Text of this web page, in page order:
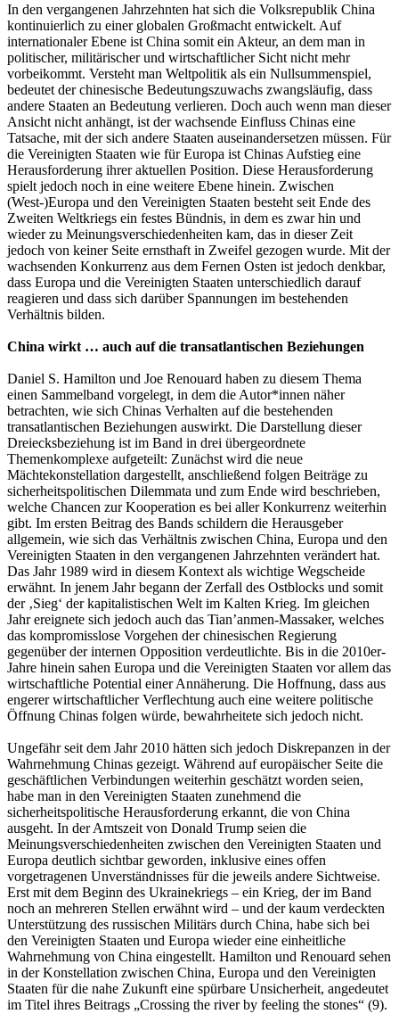
In den vergangenen Jahrzehnten hat sich die Volksrepublik China
kontinuierlich zu einer globalen Großmacht entwickelt. Auf
internationaler Ebene ist China somit ein Akteur, an dem man in
politischer, militärischer und wirtschaftlicher Sicht nicht mehr
vorbeikommt. Versteht man Weltpolitik als ein Nullsummenspiel,
bedeutet der chinesische Bedeutungszuwachs zwangsläufig, dass
andere Staaten an Bedeutung verlieren. Doch auch wenn man dieser
Ansicht nicht anhängt, ist der wachsende Einfluss Chinas eine
Tatsache, mit der sich andere Staaten auseinandersetzen müssen. Für
die Vereinigten Staaten wie für Europa ist Chinas Aufstieg eine
Herausforderung ihrer aktuellen Position. Diese Herausforderung
spielt jedoch noch in eine weitere Ebene hinein. Zwischen
(West-)Europa und den Vereinigten Staaten besteht seit Ende des
Zweiten Weltkriegs ein festes Bündnis, in dem es zwar hin und
wieder zu Meinungsverschiedenheiten kam, das in dieser Zeit
jedoch von keiner Seite ernsthaft in Zweifel gezogen wurde. Mit der
wachsenden Konkurrenz aus dem Fernen Osten ist jedoch denkbar,
dass Europa und die Vereinigten Staaten unterschiedlich darauf
reagieren und dass sich darüber Spannungen im bestehenden
Verhältnis bilden.
China wirkt … auch auf die transatlantischen Beziehungen
Daniel S. Hamilton und Joe Renouard haben zu diesem Thema
einen Sammelband vorgelegt, in dem die Autor*innen näher
betrachten, wie sich Chinas Verhalten auf die bestehenden
transatlantischen Beziehungen auswirkt. Die Darstellung dieser
Dreiecksbeziehung ist im Band in drei übergeordnete
Themenkomplexe aufgeteilt: Zunächst wird die neue
Mächtekonstellation dargestellt, anschließend folgen Beiträge zu
sicherheitspolitischen Dilemmata und zum Ende wird beschrieben,
welche Chancen zur Kooperation es bei aller Konkurrenz weiterhin
gibt. Im ersten Beitrag des Bands schildern die Herausgeber
allgemein, wie sich das Verhältnis zwischen China, Europa und den
Vereinigten Staaten in den vergangenen Jahrzehnten verändert hat.
Das Jahr 1989 wird in diesem Kontext als wichtige Wegscheide
erwähnt. In jenem Jahr begann der Zerfall des Ostblocks und somit
der ‚Sieg‘ der kapitalistischen Welt im Kalten Krieg. Im gleichen
Jahr ereignete sich jedoch auch das Tian’anmen-Massaker, welches
das kompromisslose Vorgehen der chinesischen Regierung
gegenüber der internen Opposition verdeutlichte. Bis in die 2010er-
Jahre hinein sahen Europa und die Vereinigten Staaten vor allem das
wirtschaftliche Potential einer Annäherung. Die Hoffnung, dass aus
engerer wirtschaftlicher Verflechtung auch eine weitere politische
Öffnung Chinas folgen würde, bewahrheitete sich jedoch nicht.
Ungefähr seit dem Jahr 2010 hätten sich jedoch Diskrepanzen in der
Wahrnehmung Chinas gezeigt. Während auf europäischer Seite die
geschäftlichen Verbindungen weiterhin geschätzt worden seien,
habe man in den Vereinigten Staaten zunehmend die
sicherheitspolitische Herausforderung erkannt, die von China
ausgeht. In der Amtszeit von Donald Trump seien die
Meinungsverschiedenheiten zwischen den Vereinigten Staaten und
Europa deutlich sichtbar geworden, inklusive eines offen
vorgetragenen Unverständnisses für die jeweils andere Sichtweise.
Erst mit dem Beginn des Ukrainekriegs – ein Krieg, der im Band
noch an mehreren Stellen erwähnt wird – und der kaum verdeckten
Unterstützung des russischen Militärs durch China, habe sich bei
den Vereinigten Staaten und Europa wieder eine einheitliche
Wahrnehmung von China eingestellt. Hamilton und Renouard sehen
in der Konstellation zwischen China, Europa und den Vereinigten
Staaten für die nahe Zukunft eine spürbare Unsicherheit, angedeutet
im Titel ihres Beitrags „Crossing the river by feeling the stones“ (9).